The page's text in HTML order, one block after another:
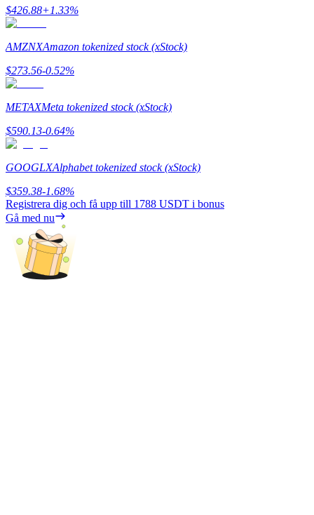
Bjud in en vän för att få kontantbelöningar
BTC Welcome Rewards
BTC Welcome Rewards
Deposit & Trade BTC to Share 25000 USDT prize pool!
$426.88+1.33%
AMZNXAmazon tokenized stock (xStock)
$273.56-0.52%
METAXMeta tokenized stock (xStock)
$590.13-0.64%
GOOGLXAlphabet tokenized stock (xStock)
$359.38-1.68%
Registrera dig och få upp till 1788 USDT i bonus
Gå med nu